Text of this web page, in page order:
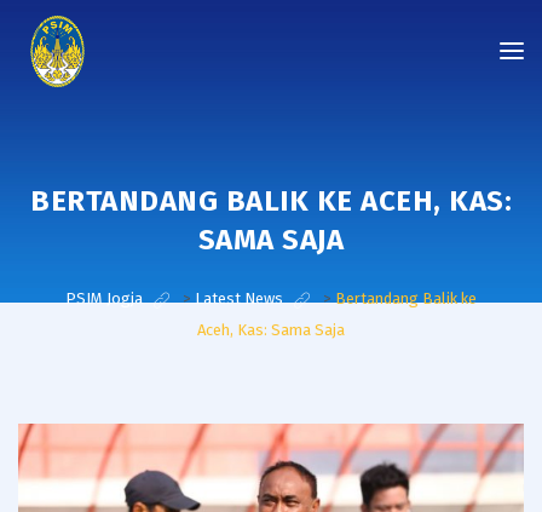
BERTANDANG BALIK KE ACEH, KAS:
SAMA SAJA
PSIM Jogja >Latest News >Bertandang Balik ke
Aceh, Kas: Sama Saja